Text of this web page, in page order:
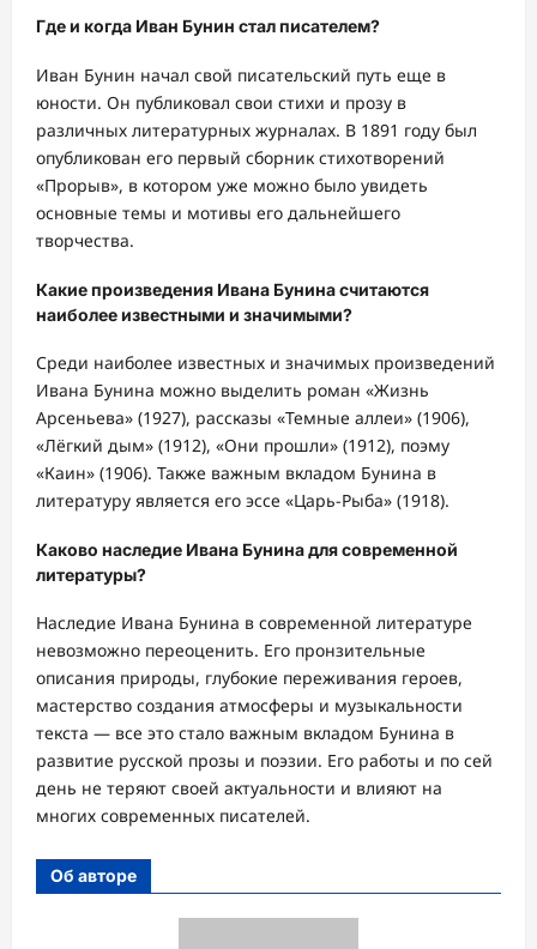
Где и когда Иван Бунин стал писателем?
Иван Бунин начал свой писательский путь еще в
юности. Он публиковал свои стихи и прозу в
различных литературных журналах. В 1891 году был
опубликован его первый сборник стихотворений
«Прорыв», в котором уже можно было увидеть
основные темы и мотивы его дальнейшего
творчества.
Какие произведения Ивана Бунина считаются
наиболее известными и значимыми?
Среди наиболее известных и значимых произведений
Ивана Бунина можно выделить роман «Жизнь
Арсеньева» (1927), рассказы «Темные аллеи» (1906),
«Лёгкий дым» (1912), «Они прошли» (1912), поэму
«Каин» (1906). Также важным вкладом Бунина в
литературу является его эссе «Царь-Рыба» (1918).
Каково наследие Ивана Бунина для современной
литературы?
Наследие Ивана Бунина в современной литературе
невозможно переоценить. Его пронзительные
описания природы, глубокие переживания героев,
мастерство создания атмосферы и музыкальности
текста — все это стало важным вкладом Бунина в
развитие русской прозы и поэзии. Его работы и по сей
день не теряют своей актуальности и влияют на
многих современных писателей.
Об авторе